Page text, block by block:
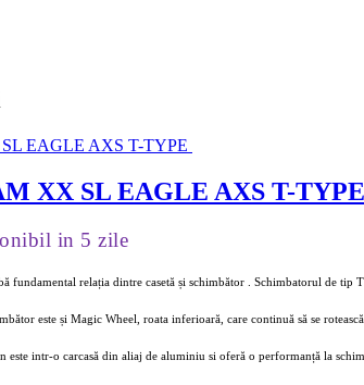
XX SL EAGLE AXS T-TYPE
in 5 zile
fundamental relația dintre casetă și schimbător . Schimbatorul de tip
este și Magic Wheel, roata inferioară, care continuă să se
intr-o carcasă din aliaj de aluminiu si oferă o performanță la